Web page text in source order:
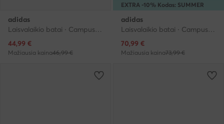
adidas
Laisvalaikio batai · Campus · Šviesiai mėlyna
Dabartinė kaina
44,99 €
Mažiausia kaina46,99 €
EXTRA -10% Kodas: SUMMER
adidas
Laisvalaikio batai · Campus · Juoda
Dabartinė kaina
70,99 €
Mažiausia kaina73,99 €